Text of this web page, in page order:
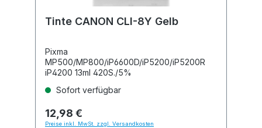
Tinte CANON CLI-8Y Gelb
Pixma
MP500/MP800/iP6600D/iP5200/iP5200R
iP4200 13ml 420S./5%
Sofort verfügbar
12,98 €
Preise inkl. MwSt. zzgl. Versandkosten